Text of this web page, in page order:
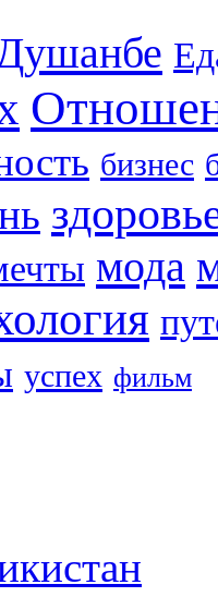
бизнес
мода
успех фильм